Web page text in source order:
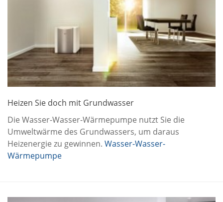
Heizen Sie doch mit Grundwasser
Die Wasser-Wasser-Wärmepumpe nutzt Sie die
Umweltwärme des Grundwassers, um daraus
Heizenergie zu gewinnen. Wasser-Wasser-
Wärmepumpe